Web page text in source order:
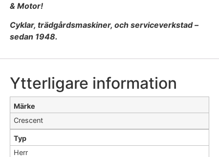
& Motor!
Cyklar, trädgårdsmaskiner, och serviceverkstad –
sedan 1948.
Ytterligare information
Märke
Crescent
Typ
Herr